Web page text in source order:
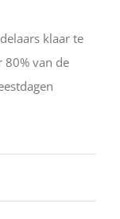
klaar te
80% van de